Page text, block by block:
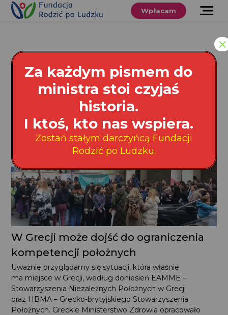
Przewiń
treści
Co robimy
Wspieraj
nas
Sklep
Niezbędnik
Search
for:
Search Button
Wpłacam
Tag: Grecja
W Grecji może dojść do ograniczenia
kompetencji położnych
Uważnie przyglądamy się sytuacji, która właśnie
ma miejsce w Grecji, według doniesień EAMME –
Stowarzyszenia Niezależnych Położnych w Grecji
oraz HBMA – Grecko-brytyjskiego Stowarzyszenia
Położnych. Greckie Ministerstwo Zdrowia opracowało
Za każdym pismem do
ministra stoi czyjaś
historia.
I ktoś, kto nas wspiera.
Zostań stałym darczyńcą Fundacji
Rodzić po Ludzku.
×